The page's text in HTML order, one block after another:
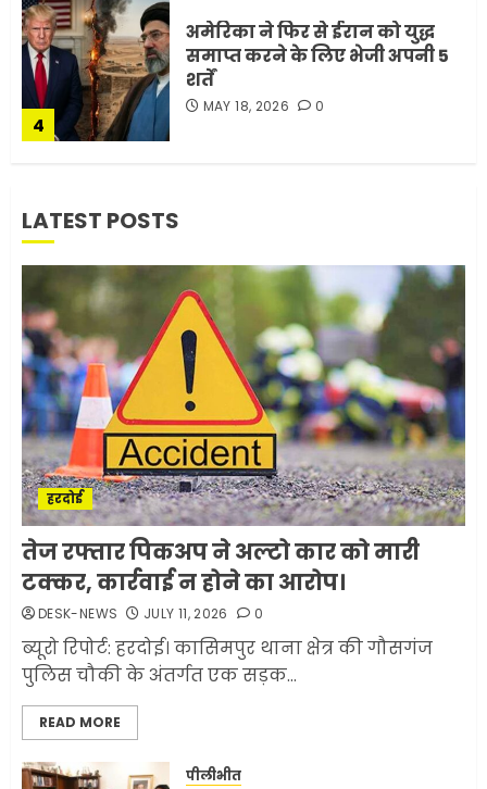
4
अमेरिका ने फिर से ईरान को युद्ध
समाप्त करने के लिए भेजी अपनी 5
शर्तें
MAY 18, 2026 0
FEBRUARY 3, 2026 0
1
मोबाइल की लत: एक खामोश
घातक बीमारी, जो धीरे-धीरे इंसान,
रिश्ते और भविष्य सब कुछ निगल
रही है!
JULY 11, 2026
मलबों से ईरान ने सुरक्षित बरामद
कर ली करीब 1000 से ज्यादा
मिसाइलें
JUNE 1, 2026
व्यवहार क्यों?
LATEST POSTS
हरदोई
तेज रफ्तार पिकअप ने अल्टो कार को मारी
टक्कर, कार्रवाई न होने का आरोप।
DESK-NEWS JULY 11, 2026 0
ब्यूरो रिपोर्ट: हरदोई। कासिमपुर थाना क्षेत्र की गौसगंज
पुलिस चौकी के अंतर्गत एक सड़क...
READ MORE
पीलीभीत